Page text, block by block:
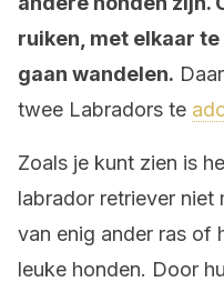
ruiken, met elkaar
gaan wandelen.
twee Labradors te
Zoals je kunt zien is
labrador retriever niet
van enig ander ras of
leuke honden. Door